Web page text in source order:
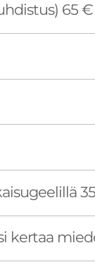
65
kertaa